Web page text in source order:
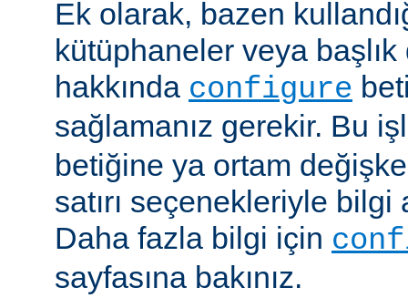
Ek olarak, bazen
kütüphaneler veya başlık
hakkında configure
sağlamanız gerekir. Bu
betiğine ya ortam
satırı seçenekleriyle bilgi
Daha fazla bilgi için
sayfasına bakınız.